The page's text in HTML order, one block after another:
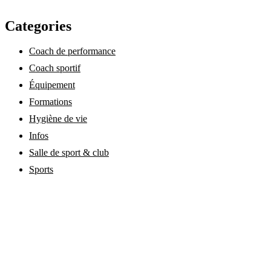
Categories
Coach de performance
Coach sportif
Équipement
Formations
Hygiène de vie
Infos
Salle de sport & club
Sports